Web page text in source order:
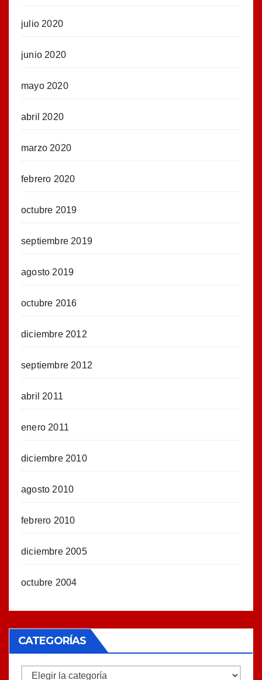
julio 2020
junio 2020
mayo 2020
abril 2020
marzo 2020
febrero 2020
octubre 2019
septiembre 2019
agosto 2019
octubre 2016
diciembre 2012
septiembre 2012
abril 2011
enero 2011
diciembre 2010
agosto 2010
febrero 2010
diciembre 2005
octubre 2004
CATEGORÍAS
Categorías